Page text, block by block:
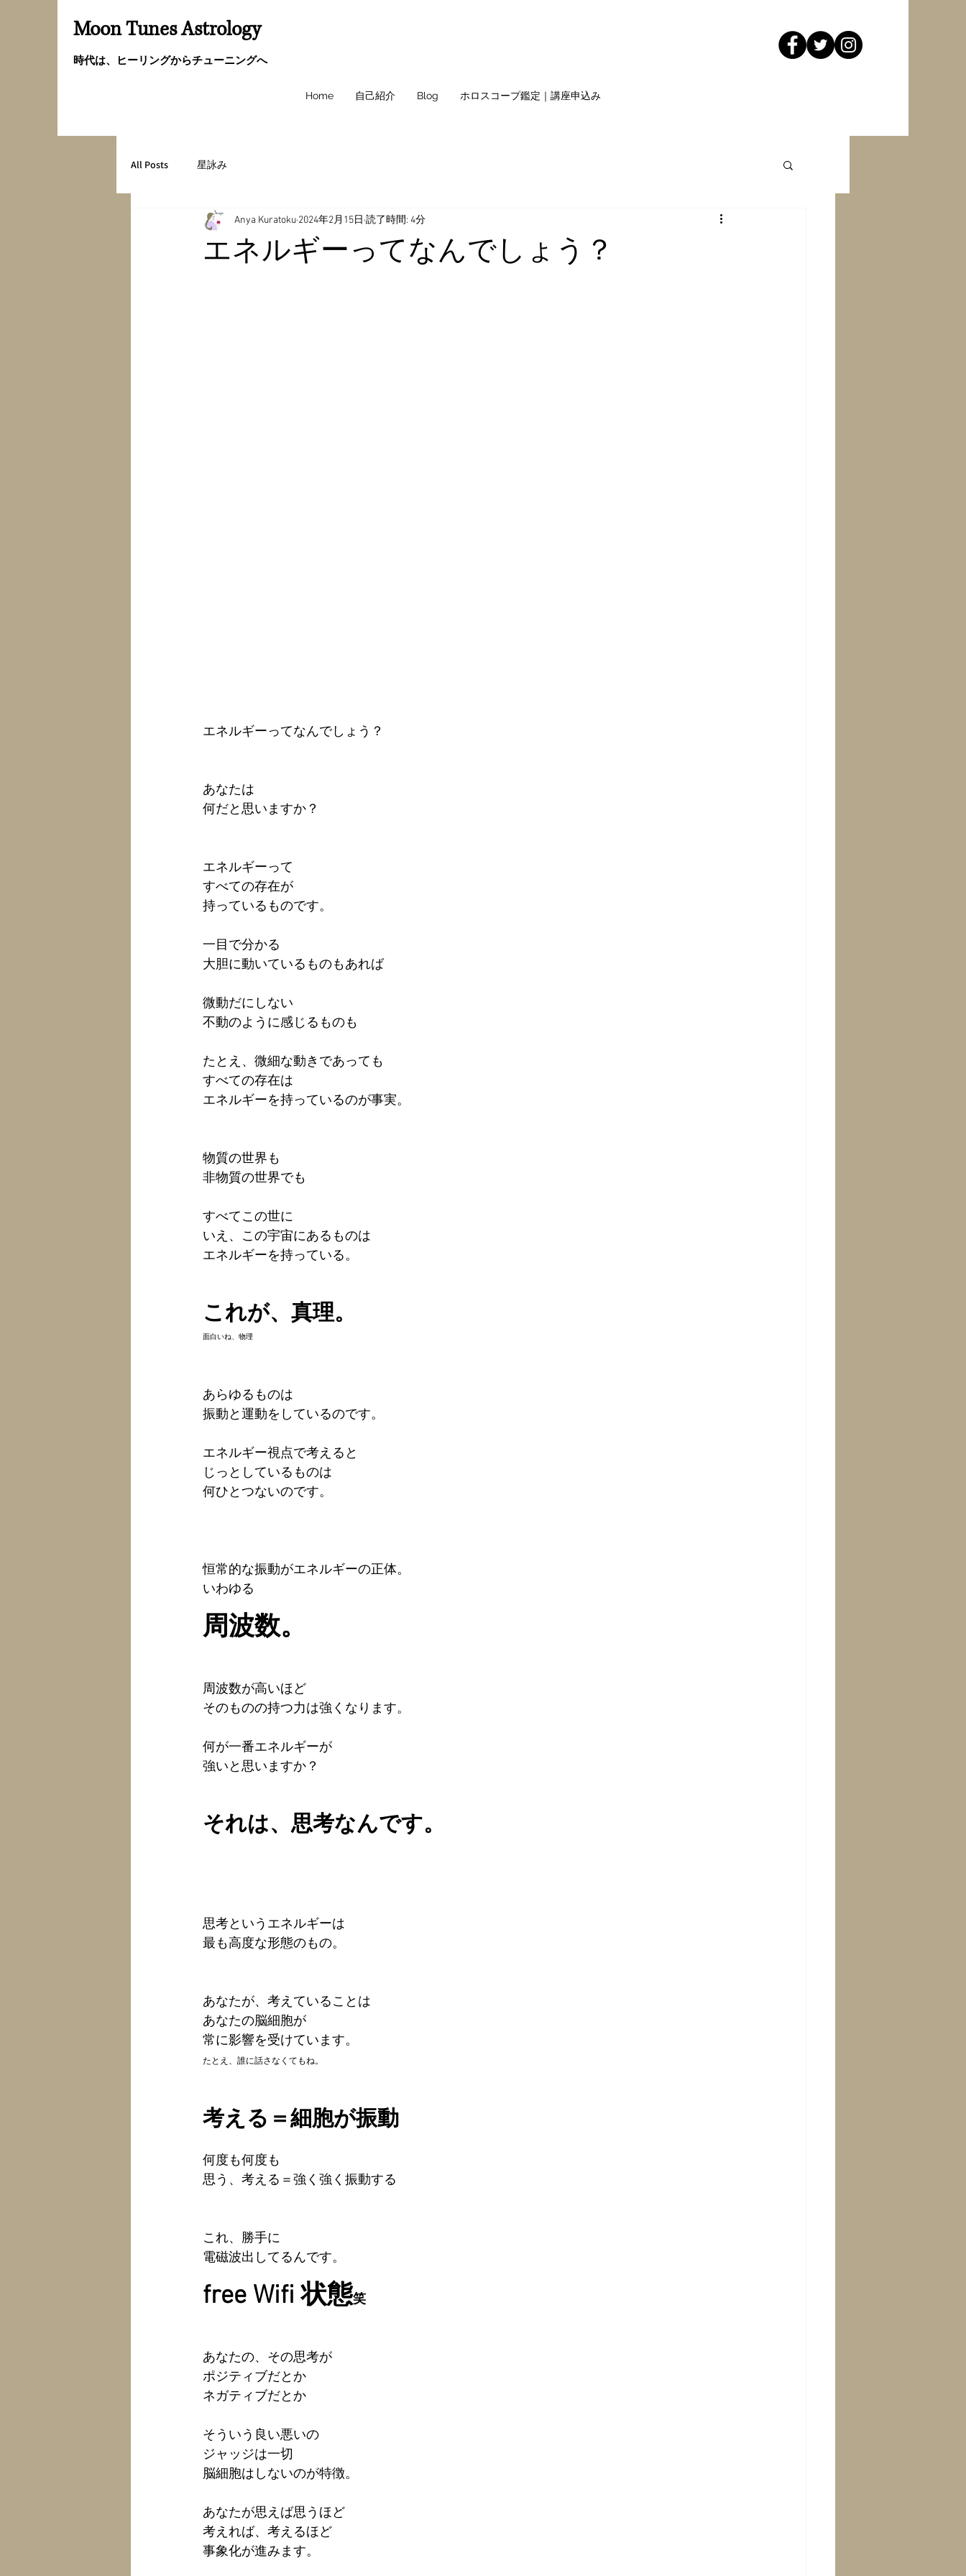
Moon Tunes Astrology
時代は、ヒーリングからチューニングへ
Home 自己紹介 Blog ホロスコープ鑑定｜講座申込み
All Posts 星詠み
エネルギーってなんでしょう？
Anya Kuratoku 2024年2月15日 読了時間: 4分
エネルギーってなんでしょう？
あなたは
何だと思いますか？
エネルギーって
すべての存在が
持っているものです。
一目で分かる
大胆に動いているものもあれば
微動だにしない
不動のように感じるものも
たとえ、微細な動きであっても
すべての存在は
エネルギーを持っているのが事実。
物質の世界も
非物質の世界でも
すべてこの世に
いえ、この宇宙にあるものは
エネルギーを持っている。
これが、真理。
面白いね、物理
あらゆるものは
振動と運動をしているのです。
エネルギー視点で考えると
じっとしているものは
何ひとつないのです。
恒常的な振動がエネルギーの正体。
いわゆる
周波数。
周波数が高いほど
そのものの持つ力は強くなります。
何が一番エネルギーが
強いと思いますか？
それは、思考なんです。
思考というエネルギーは
最も高度な形態のもの。
あなたが、考えていることは
あなたの脳細胞が
常に影響を受けています。
たとえ、誰に話さなくてもね。
考える＝細胞が振動
何度も何度も
思う、考える＝強く強く振動する
これ、勝手に
電磁波出してるんです。
free Wifi 状態笑
あなたの、その思考が
ポジティブだとか
ネガティブだとか
そういう良い悪いの
ジャッジは一切
脳細胞はしないのが特徴。
あなたが思えば思うほど
考えれば、考えるほど
事象化が進みます。